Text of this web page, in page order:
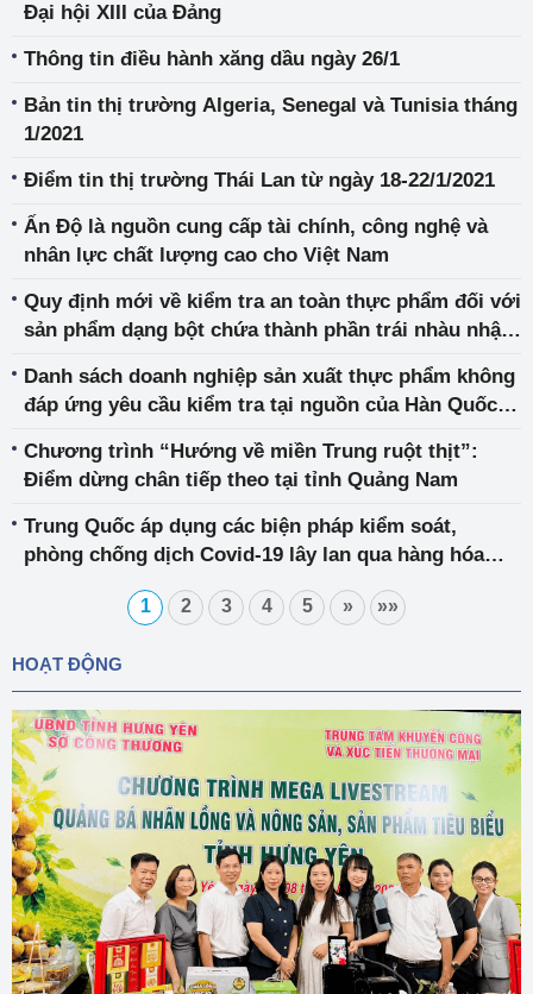
Đại hội XIII của Đảng
Thông tin điều hành xăng dầu ngày 26/1
Bản tin thị trường Algeria, Senegal và Tunisia tháng
1/2021
Điểm tin thị trường Thái Lan từ ngày 18-22/1/2021
Ấn Độ là nguồn cung cấp tài chính, công nghệ và
nhân lực chất lượng cao cho Việt Nam
Quy định mới về kiểm tra an toàn thực phẩm đối với
sản phẩm dạng bột chứa thành phần trái nhàu nhập
Danh sách doanh nghiệp sản xuất thực phẩm không
đáp ứng yêu cầu kiểm tra tại nguồn của Hàn Quốc
Chương trình “Hướng về miền Trung ruột thịt”:
Điểm dừng chân tiếp theo tại tỉnh Quảng Nam
Trung Quốc áp dụng các biện pháp kiểm soát,
phòng chống dịch Covid-19 lây lan qua hàng hóa
1 2 3 4 5 » »»
HOẠT ĐỘNG